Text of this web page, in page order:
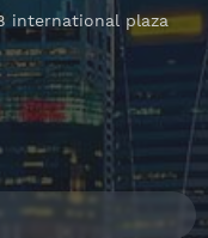
international plaza